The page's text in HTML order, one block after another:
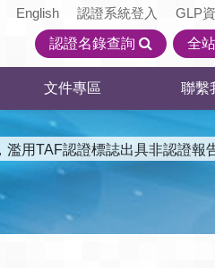
English 認證系統登入
GLP
認證名錄查詢
全
文件專區 聯繫
用TAF認證標誌出具非認證報